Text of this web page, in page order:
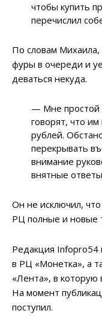
чтобы купить
перечислил
По словам
фуры в очереди и
деваться некуда.
— Мне простой
говорят, что
рублей.
перекрывать
внимание
внятные
Он не исключил,
РЦ полные и новые
Редакция Infopro54
в РЦ «Монетка», а
«Лента», в которую
На момент
поступил.